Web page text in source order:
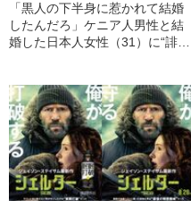
「黒人の下半身に惹かれて結婚
したんだろ」ケニア人男性と結
婚した日本人女性（31）に“誹謗